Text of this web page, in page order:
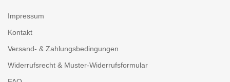
Impressum
Kontakt
Versand- & Zahlungsbedingungen
Widerrufsrecht & Muster-Widerrufsformular